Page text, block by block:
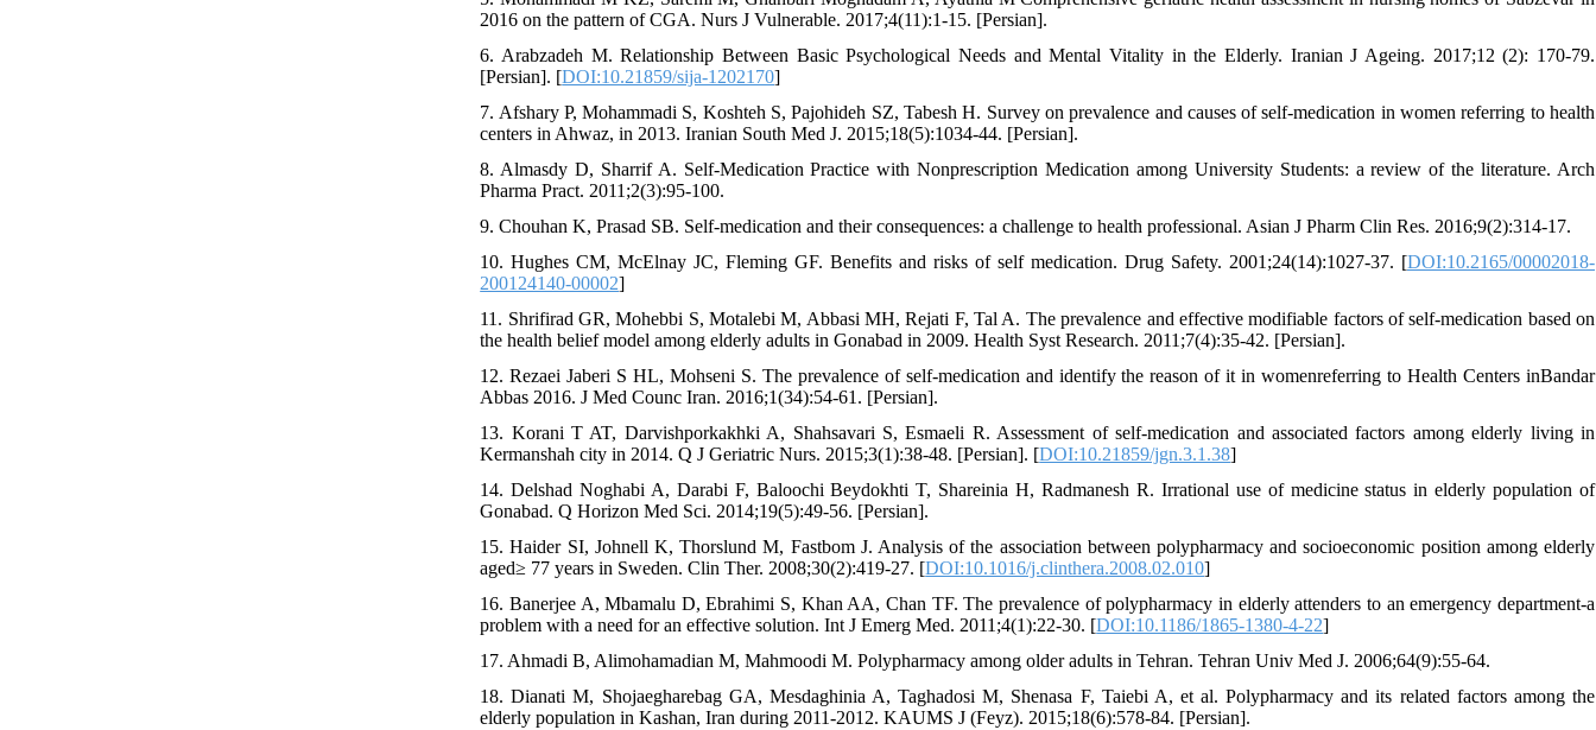
2016 on the pattern of CGA. Nurs J Vulnerable. 2017;4(11):1-15. [Persian].
6. Arabzadeh M. Relationship Between Basic Psychological Needs and Mental Vitality in the Elderly. Iranian J Ageing. 2017;12 (2): 170-79.
[Persian]. [DOI:10.21859/sija-1202170]
7. Afshary P, Mohammadi S, Koshteh S, Pajohideh SZ, Tabesh H. Survey on prevalence and causes of self-medication in women referring to health
centers in Ahwaz, in 2013. Iranian South Med J. 2015;18(5):1034-44. [Persian].
8. Almasdy D, Sharrif A. Self-Medication Practice with Nonprescription Medication among University Students: a review of the literature. Arch
Pharma Pract. 2011;2(3):95-100.
9. Chouhan K, Prasad SB. Self-medication and their consequences: a challenge to health professional. Asian J Pharm Clin Res. 2016;9(2):314-17.
10. Hughes CM, McElnay JC, Fleming GF. Benefits and risks of self medication. Drug Safety. 2001;24(14):1027-37. [DOI:10.2165/00002018-
200124140-00002]
11. Shrifirad GR, Mohebbi S, Motalebi M, Abbasi MH, Rejati F, Tal A. The prevalence and effective modifiable factors of self-medication based on
the health belief model among elderly adults in Gonabad in 2009. Health Syst Research. 2011;7(4):35-42. [Persian].
12. Rezaei Jaberi S HL, Mohseni S. The prevalence of self-medication and identify the reason of it in womenreferring to Health Centers inBandar
Abbas 2016. J Med Counc Iran. 2016;1(34):54-61. [Persian].
13. Korani T AT, Darvishporkakhki A, Shahsavari S, Esmaeli R. Assessment of self-medication and associated factors among elderly living in
Kermanshah city in 2014. Q J Geriatric Nurs. 2015;3(1):38-48. [Persian]. [DOI:10.21859/jgn.3.1.38]
14. Delshad Noghabi A, Darabi F, Baloochi Beydokhti T, Shareinia H, Radmanesh R. Irrational use of medicine status in elderly population of
Gonabad. Q Horizon Med Sci. 2014;19(5):49-56. [Persian].
15. Haider SI, Johnell K, Thorslund M, Fastbom J. Analysis of the association between polypharmacy and socioeconomic position among elderly
aged≥ 77 years in Sweden. Clin Ther. 2008;30(2):419-27. [DOI:10.1016/j.clinthera.2008.02.010]
16. Banerjee A, Mbamalu D, Ebrahimi S, Khan AA, Chan TF. The prevalence of polypharmacy in elderly attenders to an emergency department-a
problem with a need for an effective solution. Int J Emerg Med. 2011;4(1):22-30. [DOI:10.1186/1865-1380-4-22]
17. Ahmadi B, Alimohamadian M, Mahmoodi M. Polypharmacy among older adults in Tehran. Tehran Univ Med J. 2006;64(9):55-64.
18. Dianati M, Shojaegharebag GA, Mesdaghinia A, Taghadosi M, Shenasa F, Taiebi A, et al. Polypharmacy and its related factors among the
elderly population in Kashan, Iran during 2011-2012. KAUMS J (Feyz). 2015;18(6):578-84. [Persian].